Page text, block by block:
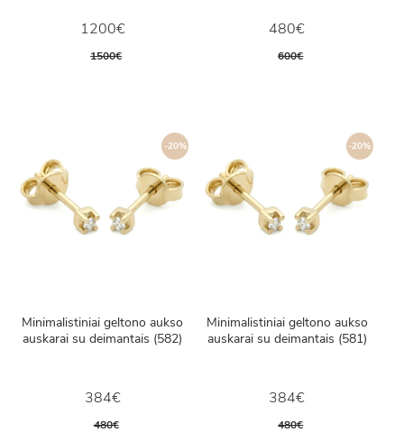
1200€
1500€
480€
600€
-20%
Minimalistiniai geltono aukso
auskarai su deimantais (582)
384€
480€
-20%
Minimalistiniai geltono aukso
auskarai su deimantais (581)
384€
480€